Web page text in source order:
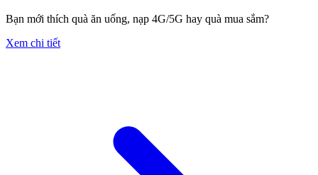
Bạn mới thích quà ăn uống, nạp 4G/5G hay quà mua sắm?
Xem chi tiết